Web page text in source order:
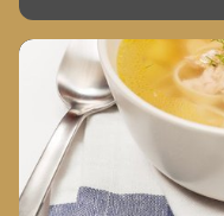
boste porabili za psa,